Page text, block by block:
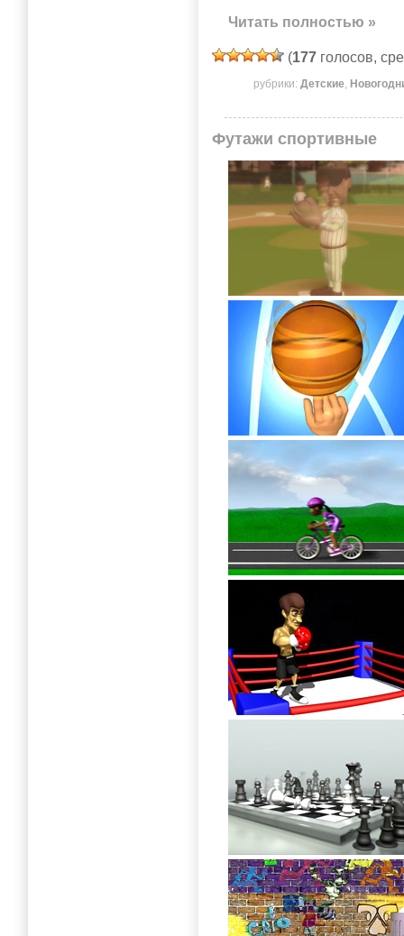
Читать полностью »
(177 голосов,
рубрики:Детские,
Футажи спортивные